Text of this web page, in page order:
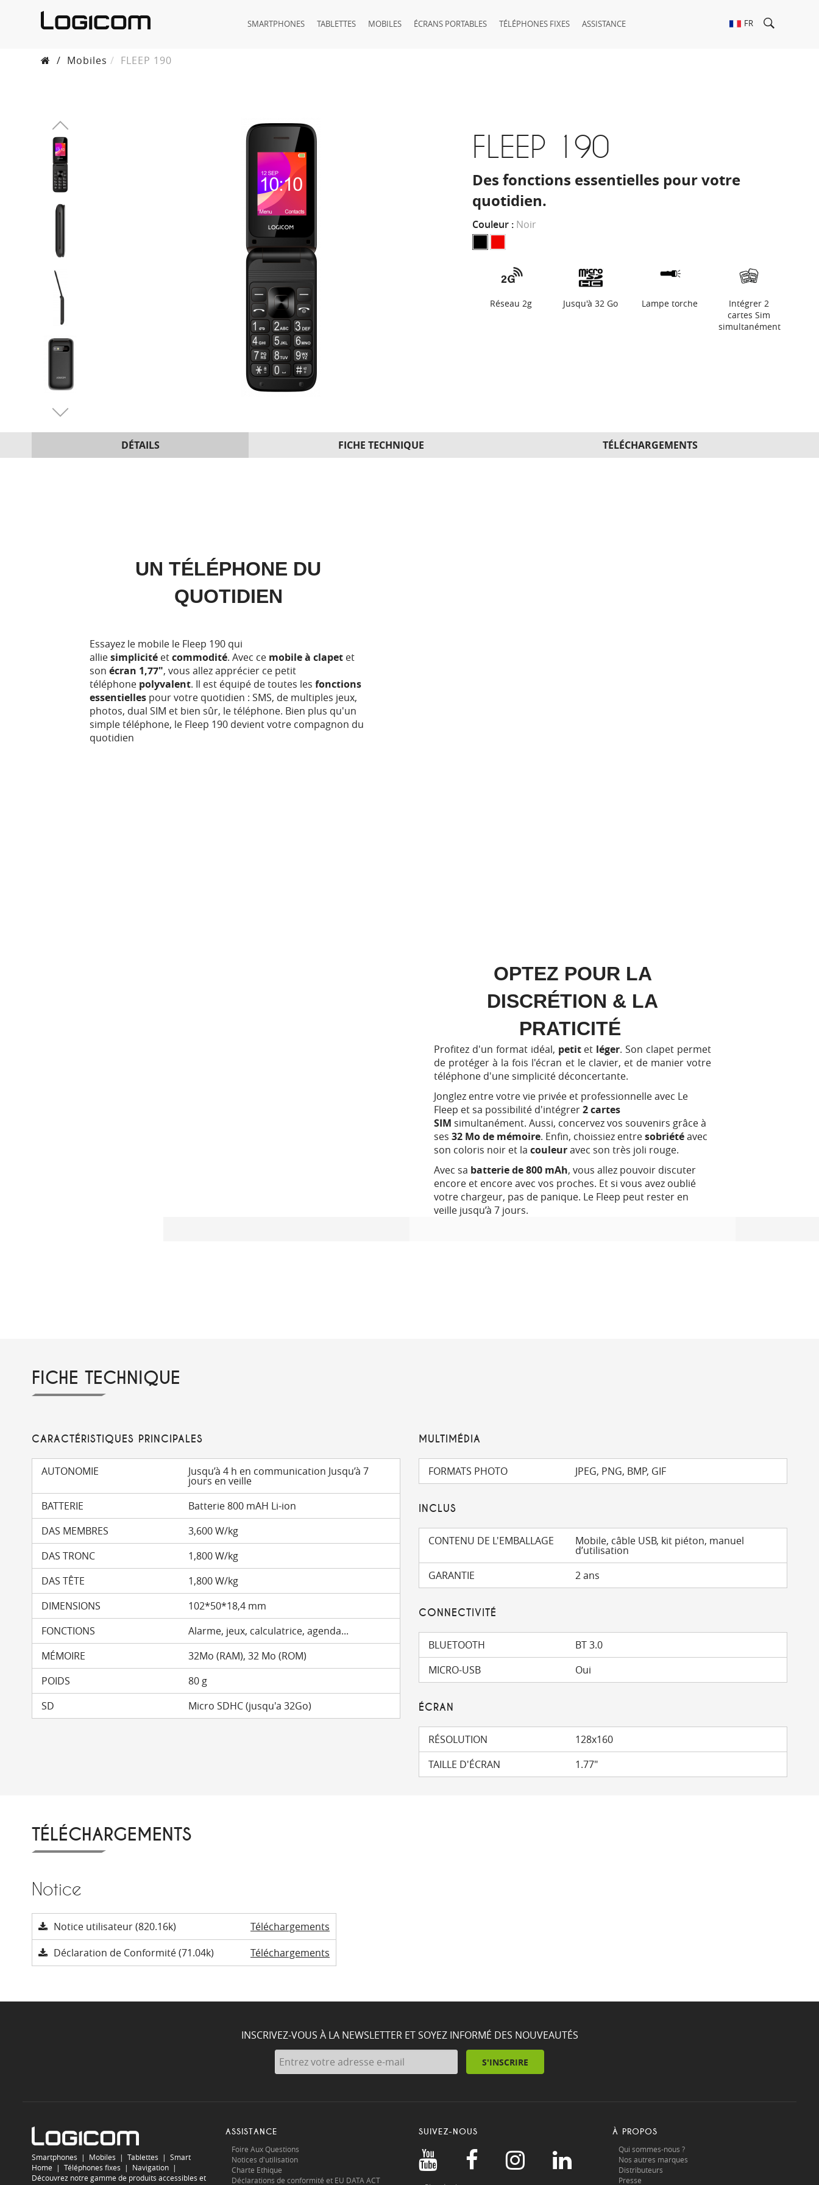
SMARTPHONES TABLETTES MOBILES ÉCRANS PORTABLES TÉLÉPHONES FIXES ASSISTANCE FR
/ Mobiles FLEEP 190
FLEEP 190
Des fonctions essentielles pour votre
quotidien.
Couleur : Noir
Réseau 2g Jusqu'à 32 Go Lampe torche
Intégrer 2
cartes Sim
simultanément
DÉTAILS FICHE TECHNIQUE TÉLÉCHARGEMENTS
UN TÉLÉPHONE DU
QUOTIDIEN
Essayez le mobile le Fleep 190 qui
alliesimplicité etcommodité. Avec ce mobile à clapet et
son écran 1,77", vous allez apprécier ce petit
téléphone polyvalent. Il est équipé de toutes les fonctions
essentielles pour votre quotidien : SMS, de multiples jeux,
photos, dual SIM et bien sûr, le téléphone. Bien plus qu'un
simple téléphone, le Fleep 190 devient votre compagnon du
quotidien
OPTEZ POUR LA
DISCRÉTION & LA
PRATICITÉ
Profitez d'un format idéal, petitet léger. Son clapet permet
de protéger à la fois l'écran et le clavier, et de manier votre
téléphone d'une simplicité déconcertante.
Jonglez entre votre vie privée et professionnelle avec Le
Fleep et sa possibilité d'intégrer2 cartes
SIM simultanément. Aussi, concervez vos souvenirs grâce à
ses 32 Mo de mémoire. Enfin, choissiez entresobriétéavec
son coloris noir et la couleuravec son très joli rouge.
Avec sa batterie de 800 mAh, vous allez pouvoir discuter
encore et encore avec vos proches. Et si vous avez oublié
votre chargeur, pas de panique. Le Fleep peut rester en
veille jusqu’à 7 jours.
FICHE TECHNIQUE
CARACTÉRISTIQUES PRINCIPALES
AUTONOMIE Jusqu’à 4 h en communication Jusqu’à 7
jours en veille
BATTERIE
Batterie 800 mAH Li-ion
DAS MEMBRES
3,600 W/kg
DAS TRONC
1,800 W/kg
DAS TÊTE
1,800 W/kg
DIMENSIONS
102*50*18,4 mm
FONCTIONS
Alarme, jeux, calculatrice, agenda...
MÉMOIRE
32Mo (RAM), 32 Mo (ROM)
POIDS
80 g
SD
Micro SDHC (jusqu'a 32Go)
MULTIMÉDIA
FORMATS PHOTO JPEG, PNG, BMP, GIF
INCLUS
CONTENU DE L'EMBALLAGE Mobile, câble USB, kit piéton, manuel
d’utilisation
GARANTIE
2 ans
CONNECTIVITÉ
BLUETOOTH
BT 3.0
MICRO-USB
Oui
ÉCRAN
RÉSOLUTION
128x160
TAILLE D'ÉCRAN
1.77"
TÉLÉCHARGEMENTS
Notice
Notice utilisateur (820.16k)
Téléchargements
Déclaration de Conformité (71.04k)
Téléchargements
INSCRIVEZ-VOUS À LA NEWSLETTER ET SOYEZ INFORMÉ DES NOUVEAUTÉS
S'INSCRIRE
Smartphones | Mobiles | Tablettes | Smart
Home | Téléphones fixes | Navigation |
Découvrez notre gamme de produits accessibles et
ASSISTANCE
Foire Aux Questions
Notices d'utilisation
Charte Ethique
Déclarations de conformité et EU DATA ACT
SUIVEZ-NOUS À PROPOS
Qui sommes-nous ?
Nos autres marques
Distributeurs
Presse